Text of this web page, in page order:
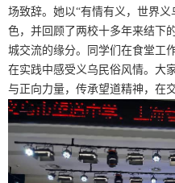
场致辞。她以“有情有义，世界
色，并回顾了两校十多年来结下
城交流的缘分。同学们在食堂工
在实践中感受义乌民俗风情。大
与正向力量，传承望道精神，在